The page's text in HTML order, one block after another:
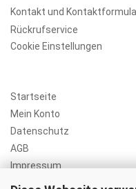
Kontakt und
Rückrufservice
Cookie Einstellungen
Startseite
Mein Konto
Datenschutz
AGB
Impressum